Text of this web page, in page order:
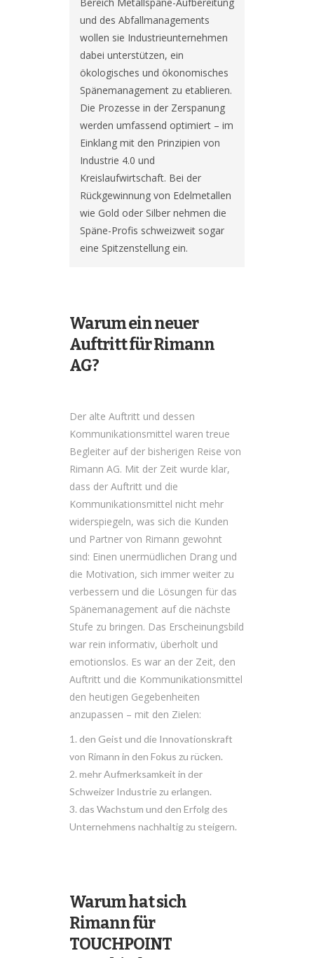
Bereich Metallspäne-Aufbereitung
und des Abfallmanagements
wollen sie Industrieunternehmen
dabei unterstützen, ein
ökologisches und ökonomisches
Spänemanagement zu etablieren.
Die Prozesse in der Zerspanung
werden umfassend optimiert – im
Einklang mit den Prinzipien von
Industrie 4.0 und
Kreislaufwirtschaft. Bei der
Rückgewinnung von Edelmetallen
wie Gold oder Silber nehmen die
Späne-Profis schweizweit sogar
eine Spitzenstellung ein.
Warum ein neuer
Auftritt für Rimann
AG?
Der alte Auftritt und dessen
Kommunikationsmittel waren treue
Begleiter auf der bisherigen Reise von
Rimann AG. Mit der Zeit wurde klar,
dass der Auftritt und die
Kommunikationsmittel nicht mehr
widerspiegeln, was sich die Kunden
und Partner von Rimann gewohnt
sind: Einen unermüdlichen Drang und
die Motivation, sich immer weiter zu
verbessern und die Lösungen für das
Spänemanagement auf die nächste
Stufe zu bringen. Das Erscheinungsbild
war rein informativ, überholt und
emotionslos. Es war an der Zeit, den
Auftritt und die Kommunikationsmittel
den heutigen Gegebenheiten
anzupassen – mit den Zielen:
den Geist und die Innovationskraft
von Rimann in den Fokus zu rücken.
mehr Aufmerksamkeit in der
Schweizer Industrie zu erlangen.
das Wachstum und den Erfolg des
Unternehmens nachhaltig zu steigern.
Warum hat sich
Rimann für
TOUCHPOINT